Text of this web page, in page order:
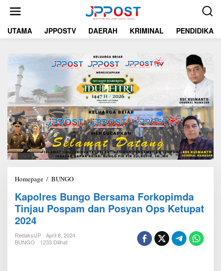
t
UTAMA JPPOSTV DAERAH KRIMINAL PENDIDIKAN
Homepage / BUNGO
p
o
l
e
Kapolres Bungo Bersama Forkopimda
Tinjau Pospam dan Posyan Ops Ketupat
2024
RedaksiJP
April 8, 2024
BUNGO
1233 Dilihat